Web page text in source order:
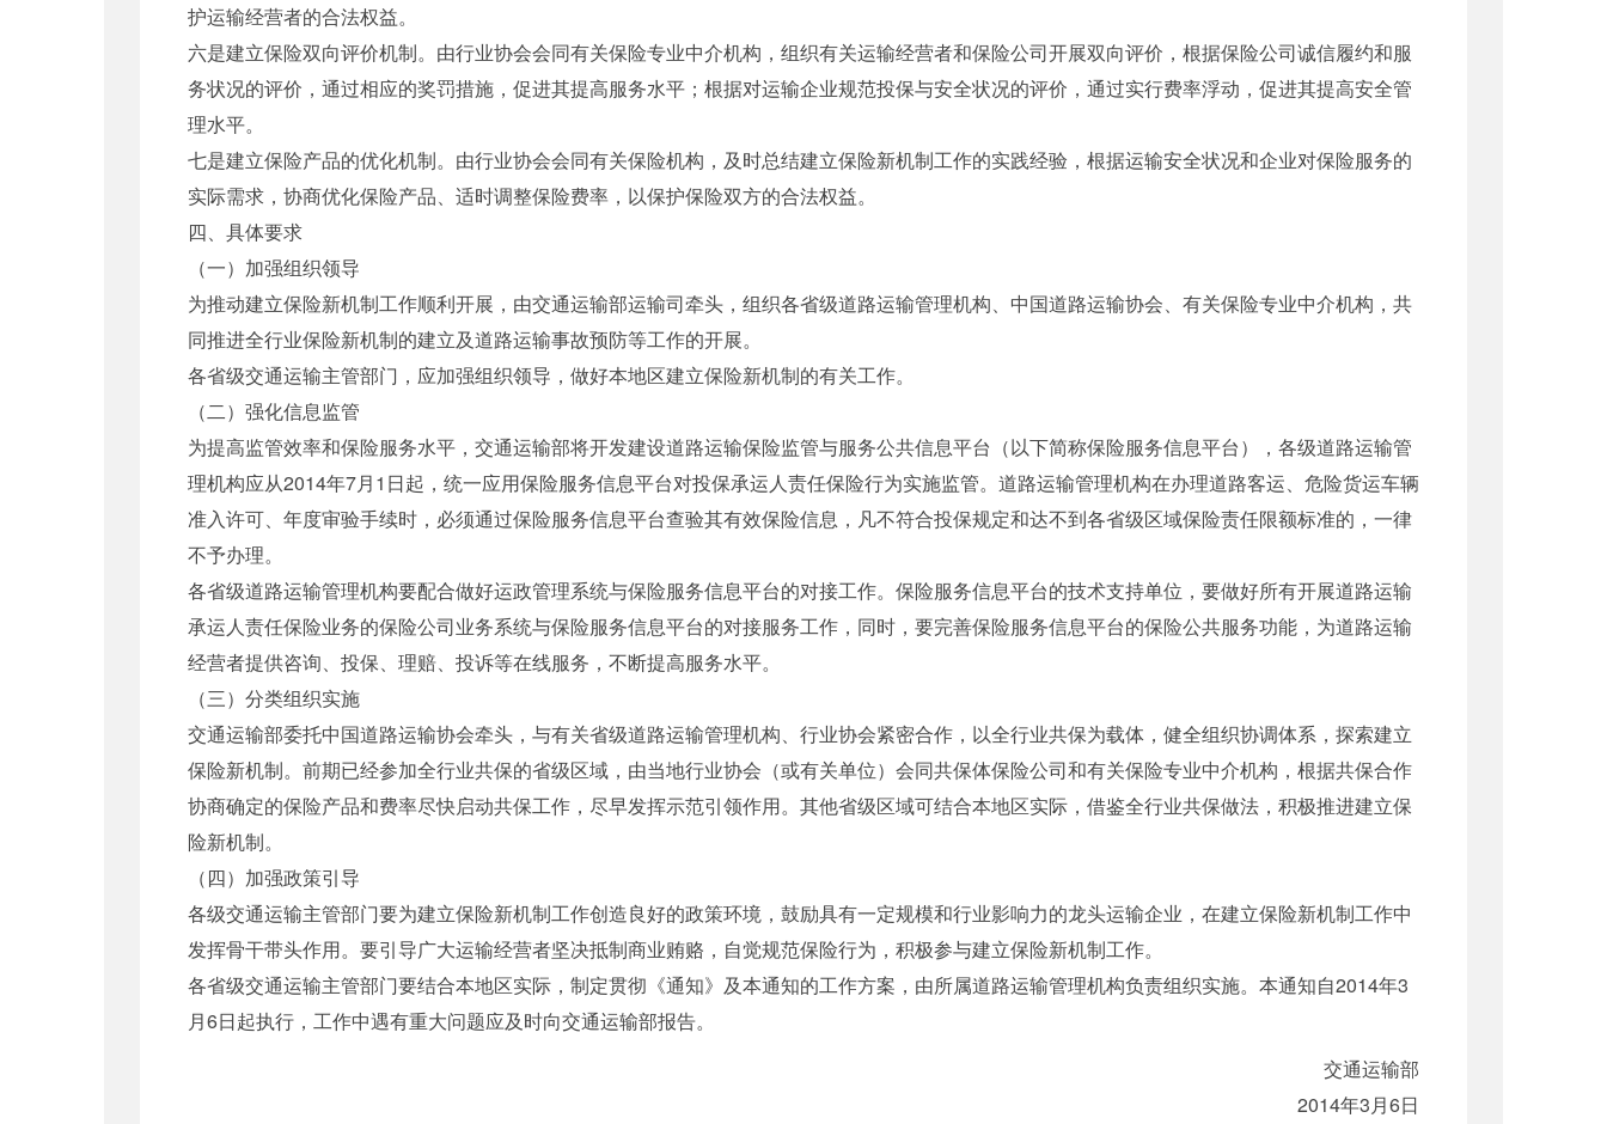
护运输经营者的合法权益。
六是建立保险双向评价机制。由行业协会会同有关保险专业中介机构，组织有关运输经营者和保险公司开展双向评价，根据保险公司诚信履约和服
务状况的评价，通过相应的奖罚措施，促进其提高服务水平；根据对运输企业规范投保与安全状况的评价，通过实行费率浮动，促进其提高安全管
理水平。
七是建立保险产品的优化机制。由行业协会会同有关保险机构，及时总结建立保险新机制工作的实践经验，根据运输安全状况和企业对保险服务的
实际需求，协商优化保险产品、适时调整保险费率，以保护保险双方的合法权益。
四、具体要求
（一）加强组织领导
为推动建立保险新机制工作顺利开展，由交通运输部运输司牵头，组织各省级道路运输管理机构、中国道路运输协会、有关保险专业中介机构，共
同推进全行业保险新机制的建立及道路运输事故预防等工作的开展。
各省级交通运输主管部门，应加强组织领导，做好本地区建立保险新机制的有关工作。
（二）强化信息监管
为提高监管效率和保险服务水平，交通运输部将开发建设道路运输保险监管与服务公共信息平台（以下简称保险服务信息平台），各级道路运输管
理机构应从2014年7月1日起，统一应用保险服务信息平台对投保承运人责任保险行为实施监管。道路运输管理机构在办理道路客运、危险货运车辆
准入许可、年度审验手续时，必须通过保险服务信息平台查验其有效保险信息，凡不符合投保规定和达不到各省级区域保险责任限额标准的，一律
不予办理。
各省级道路运输管理机构要配合做好运政管理系统与保险服务信息平台的对接工作。保险服务信息平台的技术支持单位，要做好所有开展道路运输
承运人责任保险业务的保险公司业务系统与保险服务信息平台的对接服务工作，同时，要完善保险服务信息平台的保险公共服务功能，为道路运输
经营者提供咨询、投保、理赔、投诉等在线服务，不断提高服务水平。
（三）分类组织实施
交通运输部委托中国道路运输协会牵头，与有关省级道路运输管理机构、行业协会紧密合作，以全行业共保为载体，健全组织协调体系，探索建立
保险新机制。前期已经参加全行业共保的省级区域，由当地行业协会（或有关单位）会同共保体保险公司和有关保险专业中介机构，根据共保合作
协商确定的保险产品和费率尽快启动共保工作，尽早发挥示范引领作用。其他省级区域可结合本地区实际，借鉴全行业共保做法，积极推进建立保
险新机制。
（四）加强政策引导
各级交通运输主管部门要为建立保险新机制工作创造良好的政策环境，鼓励具有一定规模和行业影响力的龙头运输企业，在建立保险新机制工作中
发挥骨干带头作用。要引导广大运输经营者坚决抵制商业贿赂，自觉规范保险行为，积极参与建立保险新机制工作。
各省级交通运输主管部门要结合本地区实际，制定贯彻《通知》及本通知的工作方案，由所属道路运输管理机构负责组织实施。本通知自2014年3
月6日起执行，工作中遇有重大问题应及时向交通运输部报告。
交通运输部
2014年3月6日